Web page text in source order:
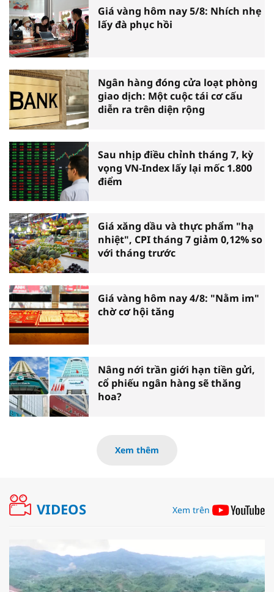
Giá vàng hôm nay 5/8: Nhích nhẹ
lấy đà phục hồi
Ngân hàng đóng cửa loạt phòng
giao dịch: Một cuộc tái cơ cấu
diễn ra trên diện rộng
Sau nhịp điều chỉnh tháng 7, kỳ
vọng VN-Index lấy lại mốc 1.800
điểm
Giá xăng dầu và thực phẩm "hạ
nhiệt", CPI tháng 7 giảm 0,12% so
với tháng trước
Giá vàng hôm nay 4/8: "Nằm im"
chờ cơ hội tăng
Nâng nới trần giới hạn tiền gửi,
cổ phiếu ngân hàng sẽ thăng
hoa?
Xem thêm
VIDEOS Xem trên